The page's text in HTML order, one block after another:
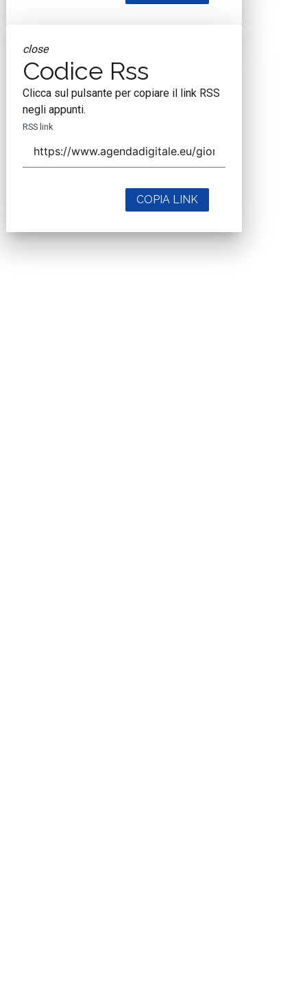
close
Codice Rss
Clicca sul pulsante per copiare il link RSS
negli appunti.
RSS link
COPIA LINK